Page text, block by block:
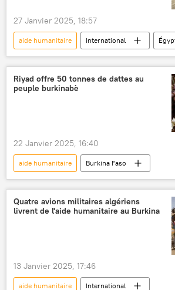
27 Janvier 2025, 18:57
aide humanitaire International
Gaza
Bande de Gaza
convois humanitaires
Riyad offre 50 tonnes de dattes au
peuple burkinabè
22 Janvier 2025, 16:40
aide humanitaire
Burkina Faso
Arabie Saoudite
Quatre avions militaires algériens
livrent de l'aide humanitaire au Burkina
13 Janvier 2025, 17:46
aide humanitaire
International